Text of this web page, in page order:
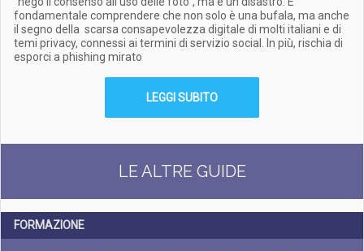
fondamentale comprendere che non solo è una bufala, ma anche
il segno della scarsa consapevolezza digitale di molti italiani e di
temi privacy, connessi ai termini di servizio social. In più, rischia di
esporci a phishing mirato
LEGGI SUBITO
LE ALTRE GUIDE
FORMAZIONE